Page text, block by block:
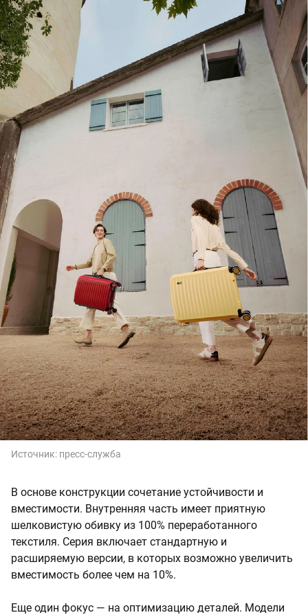
Источник: пресс-служба
В основе конструкции сочетание устойчивости и
вместимости. Внутренняя часть имеет приятную
шелковистую обивку из 100% переработанного
текстиля. Серия включает стандартную и
расширяемую версии, в которых возможно увеличить
вместимость более чем на 10%.
Еще один фокус — на оптимизацию деталей. Модели